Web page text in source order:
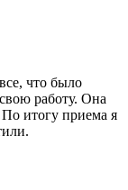
что было
работу. Она
итогу приема я